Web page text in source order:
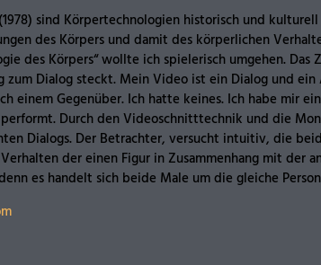
sind Körpertechnologien historisch und
des Körpers und damit des körperlichen
des Körpers“ wollte ich spielerisch umgehen.
zum Dialog steckt. Mein Video ist ein Dialog und
einem Gegenüber. Ich hatte keines. Ich habe mir
Durch den Videoschnitttechnik und die
Dialogs. Der Betrachter, versucht intuitiv, die
der einen Figur in Zusammenhang mit der
es handelt sich beide Male um die gleiche